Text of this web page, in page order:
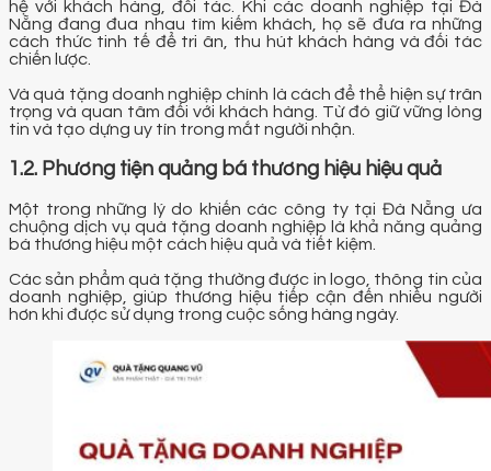
hệ với khách hàng, đối tác. Khi các doanh nghiệp tại Đà
Nẵng đang đua nhau tìm kiếm khách, họ sẽ đưa ra những
cách thức tinh tế để tri ân, thu hút khách hàng và đối tác
chiến lược.
Và quà tặng doanh nghiệp chính là cách để thể hiện sự trân
trọng và quan tâm đối với khách hàng. Từ đó giữ vững lòng
tin và tạo dựng uy tín trong mắt người nhận.
1.2. Phương tiện quảng bá thương hiệu hiệu quả
Một trong những lý do khiến các công ty tại Đà Nẵng ưa
chuộng dịch vụ quà tặng doanh nghiệp là khả năng quảng
bá thương hiệu một cách hiệu quả và tiết kiệm.
Các sản phẩm quà tặng thường được in logo, thông tin của
doanh nghiệp, giúp thương hiệu tiếp cận đến nhiều người
hơn khi được sử dụng trong cuộc sống hàng ngày.